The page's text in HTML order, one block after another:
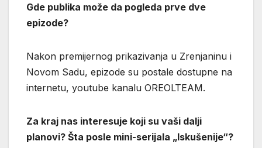
Gde publika može da pogleda prve dve
epizode?
Nakon premijernog prikazivanja u Zrenjaninu i
Novom Sadu, epizode su postale dostupne na
internetu, youtube kanalu OREOLTEAM.
Za kraj nas interesuje koji su vaši dalji
planovi? Šta posle mini-serijala „Iskušenije“?